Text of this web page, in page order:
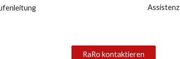
Assistenz
RaRo kontaktieren